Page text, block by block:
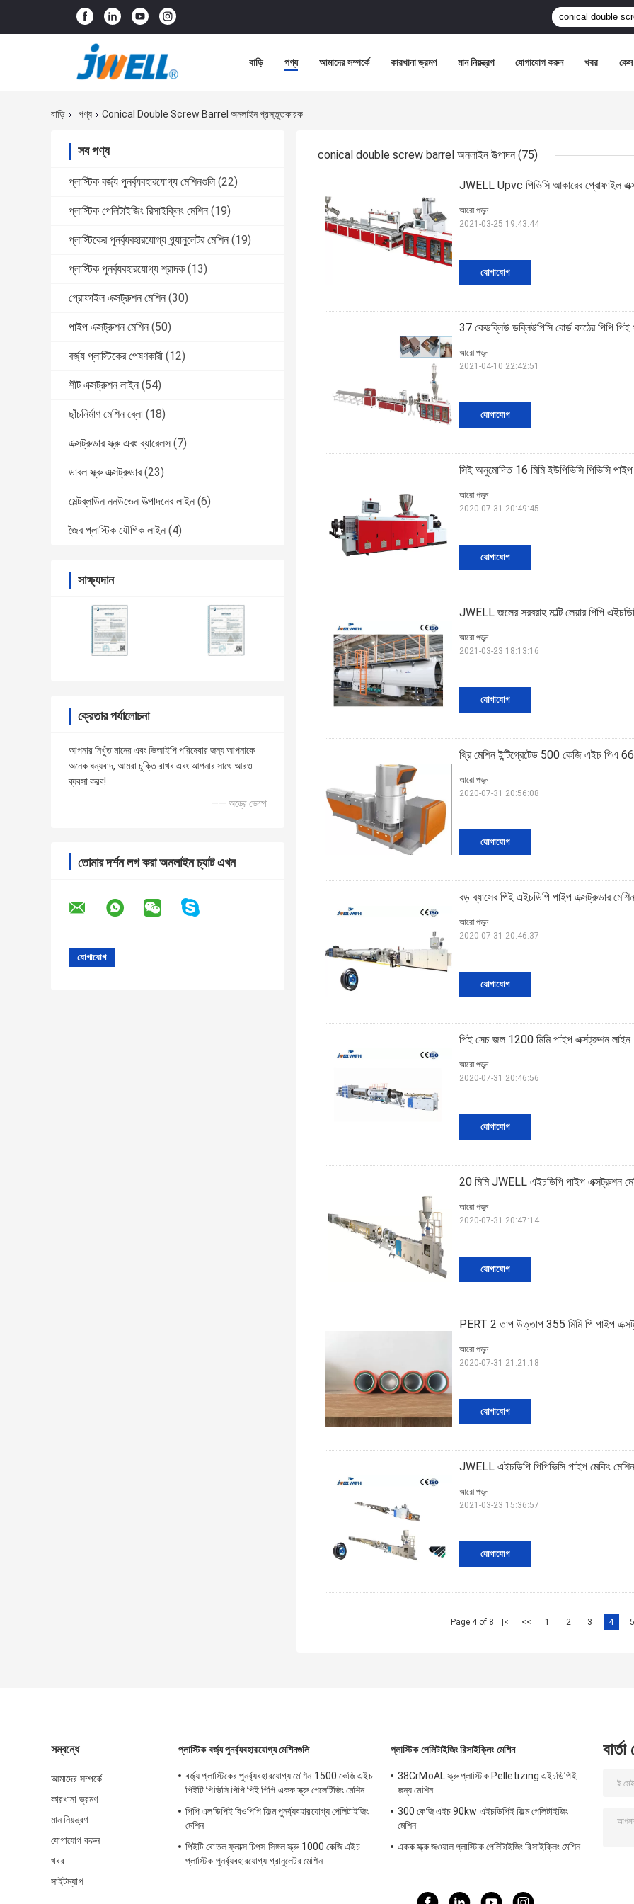
বাড়ি পণ্য আমাদের সম্পর্কে কারখানা ভ্রমণ মান নিয়ন্ত্রণ যোগাযোগ করুন খবর কেস
বাড়ি পণ্য Conical Double Screw Barrel অনলাইন প্রস্তুতকারক
সব পণ্য
প্লাস্টিক বর্জ্য পুনর্ব্যবহারযোগ্য মেশিনগুলি (22)
প্লাস্টিক পেলিটাইজিং রিসাইক্লিং মেশিন (19)
প্লাস্টিকের পুনর্ব্যবহারযোগ্য গ্র্যানুলেটর মেশিন (19)
প্লাস্টিক পুনর্ব্যবহারযোগ্য শ্রাদক (13)
প্রোফাইল এক্সট্রুশন মেশিন (30)
পাইপ এক্সট্রুশন মেশিন (50)
বর্জ্য প্লাস্টিকের পেষণকারী (12)
শীট এক্সট্রুশন লাইন (54)
ছাঁচনির্মাণ মেশিন ব্লো (18)
এক্সট্রুডার স্ক্রু এবং ব্যারেলস (7)
ডাবল স্ক্রু এক্সট্রুডার (23)
মেল্টব্লাউন ননউভেন উত্পাদনের লাইন (6)
জৈব প্লাস্টিক যৌগিক লাইন (4)
সাক্ষ্যদান
ক্রেতার পর্যালোচনা
আপনার নিখুঁত মানের এবং ভিআইপি পরিষেবার জন্য আপনাকে
অনেক ধন্যবাদ, আমরা চুক্তি রাখব এবং আপনার সাথে আরও
ব্যবসা করব!
—— অড্রে ভেস্প
তোমার দর্শন লগ করা অনলাইন চ্যাট এখন
conical double screw barrel অনলাইন উত্পাদন (75)
JWELL Upvc পিভিসি আকারের প্রোফাইল
যোগাযোগ
আরো পড়ুন
2021-03-25 19:43:44
37 কেডব্লিউ ডব্লিউপিসি বোর্ড কাঠের পিপি পিই
যোগাযোগ
আরো পড়ুন
2021-04-10 22:42:51
সিই অনুমোদিত 16 মিমি ইউপিভিসি পিভিসি পাইপ
যোগাযোগ
আরো পড়ুন
2020-07-31 20:49:45
JWELL জলের সরবরাহ মাল্টি লেয়ার পিপি
যোগাযোগ
আরো পড়ুন
2021-03-23 18:13:16
থ্রি মেশিন ইন্টিগ্রেটেড 500 কেজি এইচ পিএ 66
যোগাযোগ
আরো পড়ুন
2020-07-31 20:56:08
বড় ব্যাসের পিই এইচডিপি পাইপ এক্সট্রুডার মেশিন
যোগাযোগ
আরো পড়ুন
2020-07-31 20:46:37
পিই সেচ জল 1200 মিমি পাইপ এক্সট্রুশন লাইন
যোগাযোগ
আরো পড়ুন
2020-07-31 20:46:56
20 মিমি JWELL এইচডিপি পাইপ এক্সট্রুশন
যোগাযোগ
আরো পড়ুন
2020-07-31 20:47:14
PERT 2 তাপ উত্তাপ 355 মিমি পি পাইপ
যোগাযোগ
আরো পড়ুন
2020-07-31 21:21:18
JWELL এইচডিপি পিপিভিসি পাইপ মেকিং
যোগাযোগ
আরো পড়ুন
2021-03-23 15:36:57
Page 4 of 8 |< << 1 2 3 4 5
সম্বন্ধে
আমাদের সম্পর্কে
কারখানা ভ্রমণ
মান নিয়ন্ত্রণ
যোগাযোগ করুন
খবর
সাইটম্যাপ
প্লাস্টিক বর্জ্য পুনর্ব্যবহারযোগ্য মেশিনগুলি
বর্জ্য প্লাস্টিকের পুনর্ব্যবহারযোগ্য মেশিন 1500 কেজি এইচ
পিইটি পিভিসি পিপি পিই পিপি একক স্ক্রু পেলেটিজিং মেশিন
পিপি এলডিপিই বিওপিপি ফিল্ম পুনর্ব্যবহারযোগ্য পেলিটাইজিং
মেশিন
পিইটি বোতল ফ্লাক্স চিপস সিঙ্গল স্ক্রু 1000 কেজি এইচ
প্লাস্টিক পুনর্ব্যবহারযোগ্য গ্রানুলেটর মেশিন
প্লাস্টিক পেলিটাইজিং রিসাইক্লিং মেশিন
38CrMoAL স্ক্রু প্লাস্টিক Pelletizing এইচডিপিই
জন্য মেশিন
300 কেজি এইচ 90kw এইচডিপিই ফিল্ম পেলিটাইজিং
মেশিন
একক স্ক্রু জওয়াল প্লাস্টিক পেলিটাইজিং রিসাইক্লিং মেশিন